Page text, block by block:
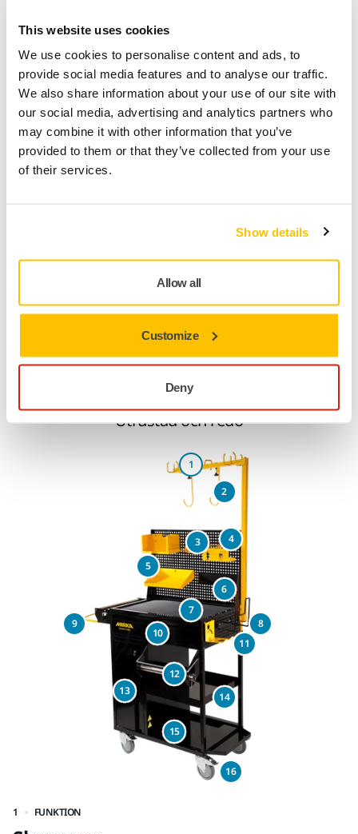
This website uses cookies
We use cookies to personalise content and ads, to
provide social media features and to analyse our traffic.
We also share information about your use of our site with
our social media, advertising and analytics partners who
may combine it with other information that you’ve
provided to them or that they’ve collected from your use
of their services.
Show details
Allow all
Customize
Deny
Visa mer
Solution Trolley II
Produktivitet på hjul
Utrustad och redo
1
2
3
4
5
6
7
8
9
10
11
12
13
14
15
16
1 FUNKTION